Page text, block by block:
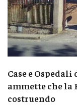
Case e
ammette che la
costruendo